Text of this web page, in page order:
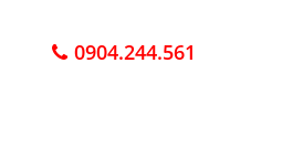
0904.244.561